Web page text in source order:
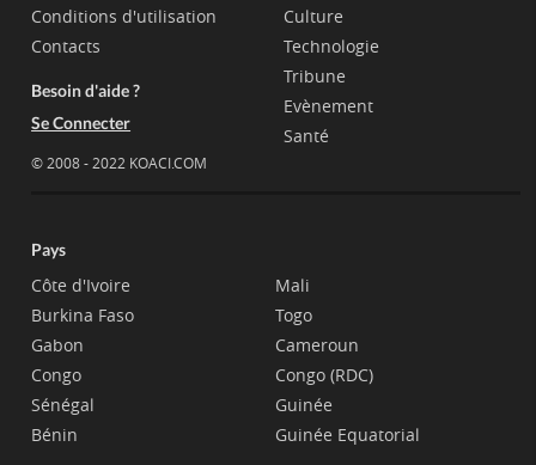
Conditions d'utilisation
Contacts
Besoin d'aide ?
Se Connecter
© 2008 - 2022 KOACI.COM
Culture
Technologie
Tribune
Evènement
Santé
Pays
Côte d'Ivoire
Burkina Faso
Gabon
Congo
Sénégal
Bénin
Mali
Togo
Cameroun
Congo (RDC)
Guinée
Guinée Equatorial